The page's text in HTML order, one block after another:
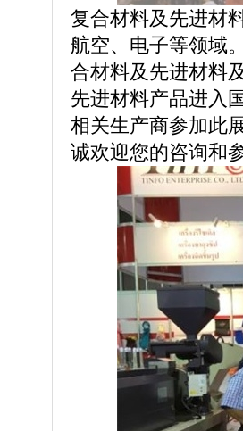
复合材料及先进材
航空、电子等领域
合材料及先进材料
先进材料产品进入
相关生产商参加此
诚欢迎您的咨询和